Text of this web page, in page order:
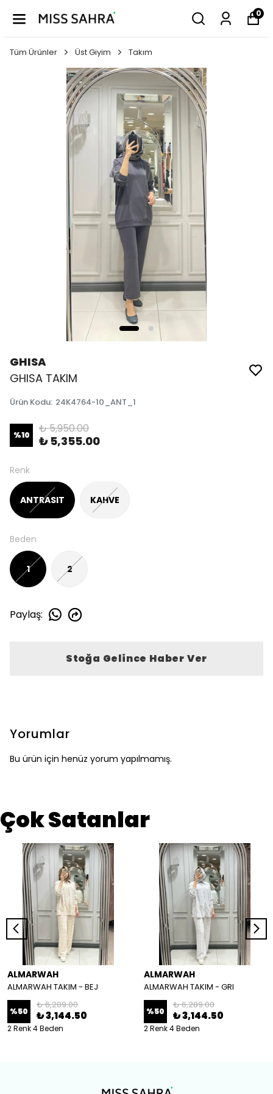
0
Tüm Ürünler Üst Giyim Takım
GHISA
GHISA TAKIM
Ürün Kodu: 24K4764-10_ANT_1
%10 ₺ 5,950.00
₺ 5,355.00
Renk
ANTRASIT KAHVE
Beden
1 2
Paylaş:
Stoğa Gelince Haber Ver
Yorumlar
Bu ürün için henüz yorum yapılmamış.
Çok Satanlar
ALMARWAH
ALMARWAH TAKIM - BEJ
%50
₺ 6,289.00
₺ 3,144.50
2 Renk 4 Beden
ALMARWAH
ALMARWAH TAKIM - GRI
%50
₺ 6,289.00
₺ 3,144.50
2 Renk 4 Beden